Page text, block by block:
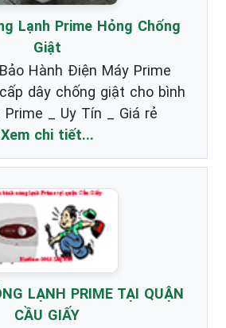
Lạnh Prime Hỏng Chống
Giật
Hành Điện Máy Prime
dây chống giật cho bình
Prime _ Uy Tín _ Giá rẻ
Xem chi tiết...
LẠNH PRIME TẠI QUẬN
CẦU GIẤY